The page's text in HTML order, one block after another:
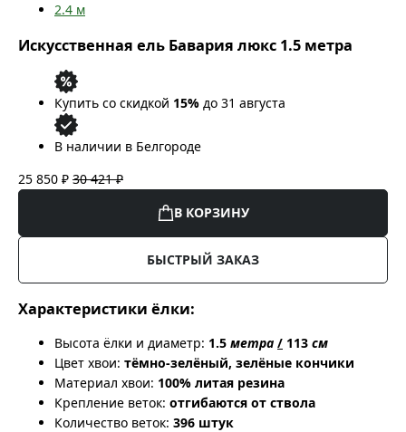
2.4 м
Искусственная ель Бавария люкс 1.5 метра
Купить со скидкой 15% до 31 августа
В наличии в Белгороде
25 850 ₽ 30 421 ₽
В КОРЗИНУ
БЫСТРЫЙ ЗАКАЗ
Характеристики ёлки:
Высота ёлки и диаметр: 1.5 метра / 113 см
Цвет хвои: тёмно-зелёный, зелёные кончики
Материал хвои: 100% литая резина
Крепление веток: отгибаются от ствола
Количество веток: 396 штук